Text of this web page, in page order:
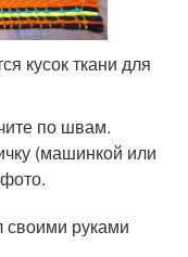
кусок ткани для
по швам.
(машинкой или
своими руками